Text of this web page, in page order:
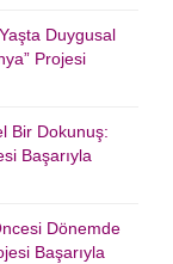
Duygusal
Projesi
Bir Dokunuş:
Başarıyla
Dönemde
Başarıyla